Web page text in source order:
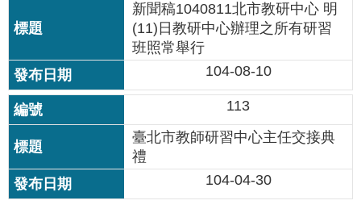
網
安
全
政
策
著
作
權
聲
新聞稿1040811北市教研中心 明
(11)日教研中心辦理之所有研習
班照常舉行
104-08-10
113
臺北市教師研習中心主任交接典
禮
104-04-30